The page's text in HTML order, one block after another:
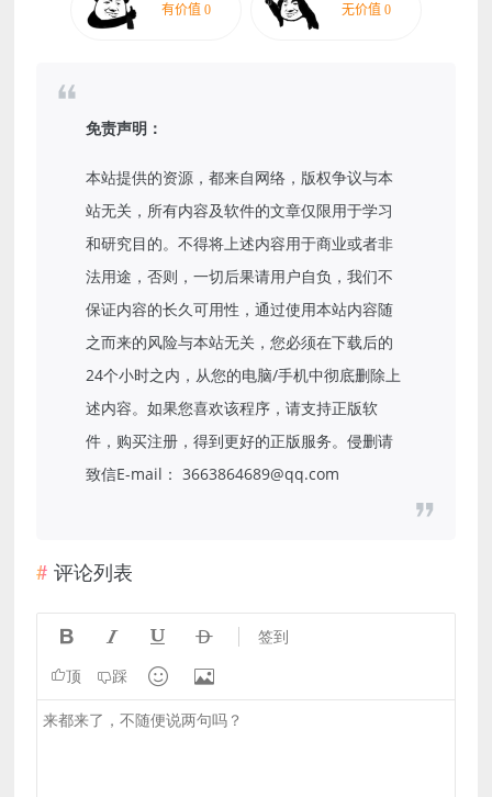
免责声明：
本站提供的资源，都来自网络，版权争议与本
站无关，所有内容及软件的文章仅限用于学习
和研究目的。不得将上述内容用于商业或者非
法用途，否则，一切后果请用户自负，我们不
保证内容的长久可用性，通过使用本站内容随
之而来的风险与本站无关，您必须在下载后的
24个小时之内，从您的电脑/手机中彻底删除上
述内容。如果您喜欢该程序，请支持正版软
件，购买注册，得到更好的正版服务。侵删请
致信E-mail： 3663864689@qq.com
评论列表
    签到
顶 踩  